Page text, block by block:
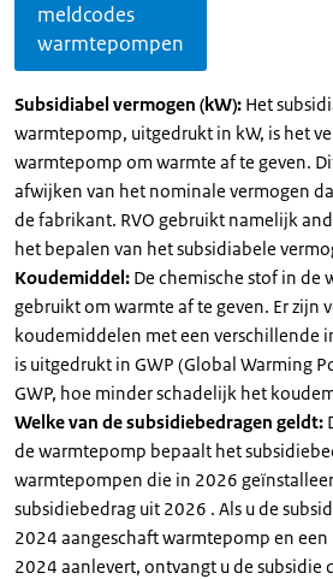
meldcodes
warmtepompen
Subsidiabel vermogen (kW): Het
warmtepomp, uitgedrukt in kW, is het
warmtepomp om warmte af te geven.
afwijken van het nominale vermogen
de fabrikant. RVO gebruikt namelijk
het bepalen van het subsidiabele
Koudemiddel: De chemische stof in
gebruikt om warmte af te geven. Er zijn
koudemiddelen met een verschillende
is uitgedrukt in GWP (Global Warming
GWP, hoe minder schadelijk het
Welke van de subsidiebedragen geldt:
de warmtepomp bepaalt het
warmtepompen die in 2026
subsidiebedrag uit 2026 . Als u de
2024 aangeschaft warmtepomp en
2024 aanlevert, ontvangt u de subsidie